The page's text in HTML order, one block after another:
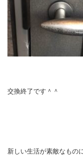
交換終了です＾＾
新しい生活が素敵なもの